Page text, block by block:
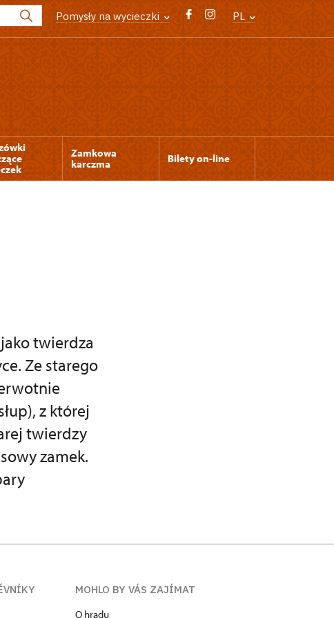
Pomysły na wycieczki PL
Zamkowa
karczma
Bilety on-line
twierdza
Ze starego
z której
twierdzy
zamek.
MOHLO BY VÁS ZAJÍMAT
O hradu